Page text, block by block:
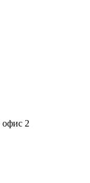
офис 2